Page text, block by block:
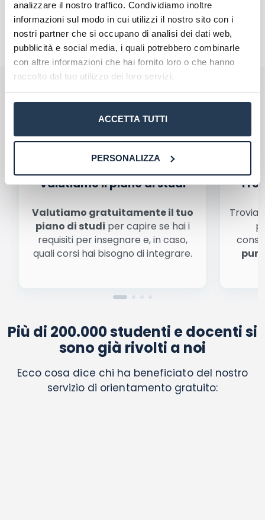
analizzare il nostro traffico. Condividiamo inoltre
informazioni sul modo in cui utilizzi il nostro sito con i
nostri partner che si occupano di analisi dei dati web,
pubblicità e social media, i quali potrebbero combinarle
con altre informazioni che hai fornito loro o che hanno
raccolto dal tuo utilizzo dei loro servizi.
ACCETTA TUTTI
PERSONALIZZA
La tua email sarà utilizzata per comunicarti se qualcuno risponde al tuo commento
e non sarà pubblicata. Dichiari di avere preso visione e di accettare quanto previsto
cookie salvi i tuoi dati (nome, email) per il prossimo commento.
finalità di marketing diretto con modalità
automatizzate o tradizionali
conferma e pubblica
Perché rivolgersi ad AteneiOnline:
Valutiamo il piano di studi
Valutiamo gratuitamente il tuo
piano di studi per capire se hai i
requisiti per insegnare e, in caso,
quali corsi hai bisogno di integrare.
Più di 200.000 studenti e docenti si
sono già rivolti a noi
Ecco cosa dice chi ha beneficiato del nostro
servizio di orientamento gratuito: